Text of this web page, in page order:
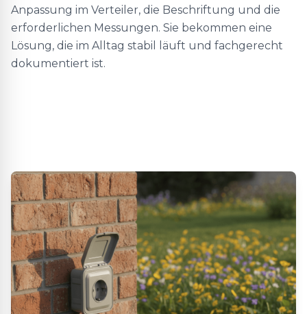
Anpassung im Verteiler, die Beschriftung und die
erforderlichen Messungen. Sie bekommen eine
Lösung, die im Alltag stabil läuft und fachgerecht
dokumentiert ist.